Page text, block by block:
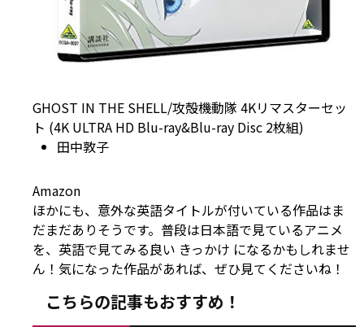
GHOST IN THE SHELL/攻殻機動隊 4Kリマスターセッ
ト (4K ULTRA HD Blu-ray&Blu-ray Disc 2枚組)
田中敦子
Amazon
ほかにも、意外な英語タイトルが付いている作品はま
だまだありそうです。普段は日本語で見ているアニメ
を、英語で見てみる良い きっかけ になるかもしれませ
ん！気になった作品があれば、ぜひ見てくださいね！
こちらの記事もおすすめ！